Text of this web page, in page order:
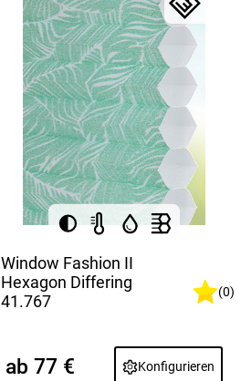
Window Fashion II
Hexagon Differing
41.767
(0)
Konfigurieren
ab 77 €